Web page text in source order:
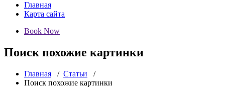
Главная
Карта сайта
Book Now
Поиск похожие картинки
Главная / Статьи /
Поиск похожие картинки